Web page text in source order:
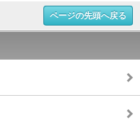
ページの先頭へ戻る